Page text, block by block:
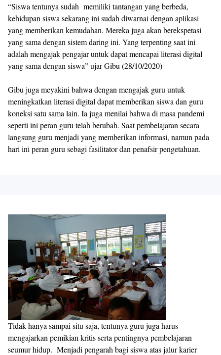
“Siswa tentunya sudah memiliki tantangan yang berbeda,
kehidupan siswa sekarang ini sudah diwarnai dengan aplikasi
yang memberikan kemudahan. Mereka juga akan berekspetasi
yang sama dengan sistem daring ini. Yang terpenting saat ini
adalah mengajak pengajar untuk dapat mencapai literasi digital
yang sama dengan siswa” ujar Gibu (28/10/2020)
Gibu juga meyakini bahwa dengan mengajak guru untuk
meningkatkan literasi digital dapat memberikan siswa dan guru
koneksi satu sama lain. Ia juga menilai bahwa di masa pandemi
seperti ini peran guru telah berubah. Saat pembelajaran secara
langsung guru menjadi yang memberikan informasi, namun pada
hari ini peran guru sebagi fasilitator dan penafsir pengetahuan.
Tidak hanya sampai situ saja, tentunya guru juga harus
mengajarkan pemikian kritis serta pentingnya pembelajaran
seumur hidup. Menjadi pengarah bagi siswa atas jalur karier